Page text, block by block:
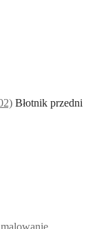
Błotnik przedni